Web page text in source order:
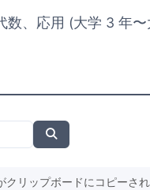
数、応用 (大学 3 年
リップボードにコピーされ